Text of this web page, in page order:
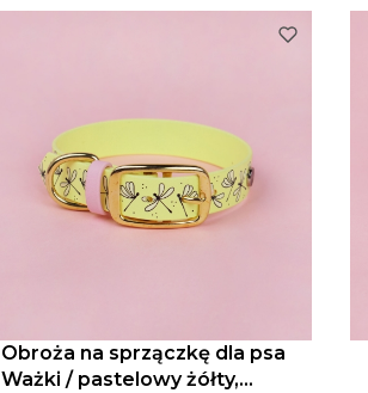
Obroża na sprzączkę dla psa
Ważki / pastelowy żółty,